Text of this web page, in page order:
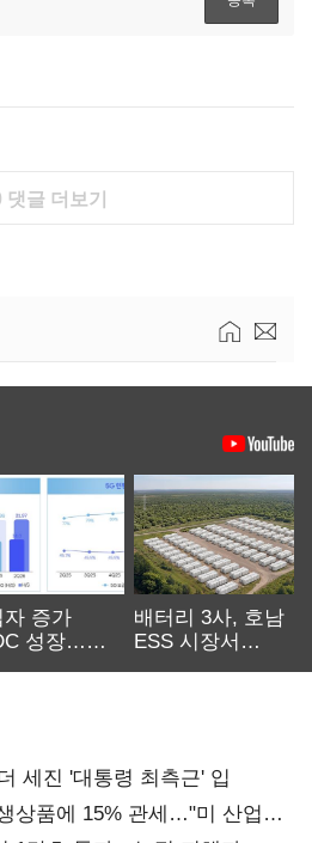
댓글 더보기
자 증가
성장…
배터리 3사, 호남
ESS 시장서
세진 '대통령 최측근' 입
상품에 15% 관세…"미 산업